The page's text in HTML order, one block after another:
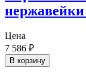
Цена
7 586 ₽
В корзину